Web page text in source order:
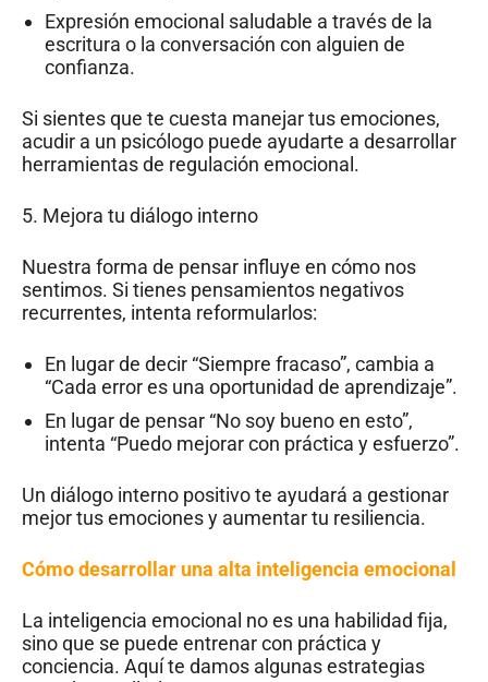
Expresión emocional saludable a través de la
escritura o la conversación con alguien de
confianza.
Si sientes que te cuesta manejar tus emociones,
acudir a un psicólogo puede ayudarte a desarrollar
herramientas de regulación emocional.
5. Mejora tu diálogo interno
Nuestra forma de pensar influye en cómo nos
sentimos. Si tienes pensamientos negativos
recurrentes, intenta reformularlos:
En lugar de decir “Siempre fracaso”, cambia a
“Cada error es una oportunidad de aprendizaje”.
En lugar de pensar “No soy bueno en esto”,
intenta “Puedo mejorar con práctica y esfuerzo”.
Un diálogo interno positivo te ayudará a gestionar
mejor tus emociones y aumentar tu resiliencia.
Cómo desarrollar una alta inteligencia emocional
La inteligencia emocional no es una habilidad fija,
sino que se puede entrenar con práctica y
conciencia. Aquí te damos algunas estrategias